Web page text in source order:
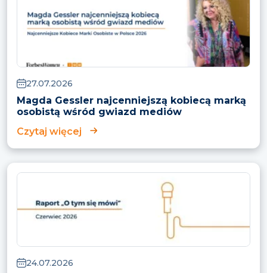
27.07.2026
Magda Gessler najcenniejszą kobiecą marką
osobistą wśród gwiazd mediów
Czytaj więcej
24.07.2026